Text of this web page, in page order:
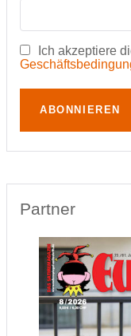
Ich akzeptiere
ABONNIEREN
Partner